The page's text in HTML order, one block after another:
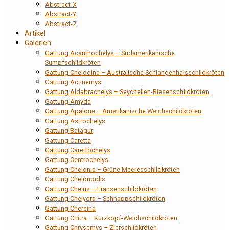
Abstract-X
Abstract-Y
Abstract-Z
Artikel
Galerien
Gattung Acanthochelys – Südamerikanische
Sumpfschildkröten
Gattung Chelodina – Australische Schlangenhalsschildkröten
Gattung Actinemys
Gattung Aldabrachelys – Seychellen-Riesenschildkröten
Gattung Amyda
Gattung Apalone – Amerikanische Weichschildkröten
Gattung Astrochelys
Gattung Batagur
Gattung Caretta
Gattung Carettochelys
Gattung Centrochelys
Gattung Chelonia – Grüne Meeresschildkröten
Gattung Chelonoidis
Gattung Chelus – Fransenschildkröten
Gattung Chelydra – Schnappschildkröten
Gattung Chersina
Gattung Chitra – Kurzkopf-Weichschildkröten
Gattung Chrysemys – Zierschildkröten